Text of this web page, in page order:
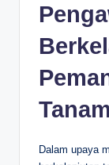
Dalam upaya